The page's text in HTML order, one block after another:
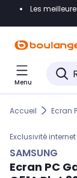
Accéder
Accéder
Accéder
Les
Menu
Accueil Ecran
Exclusivité internet
SAMSUNG
Ecran PC